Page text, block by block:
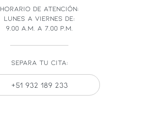
HORARIO DE ATENCIÓN:
LUNES A VIERNES DE:
9.00 A.M. A 7.00 P.M.
SEPARA TU CITA:
+51 932 189 233